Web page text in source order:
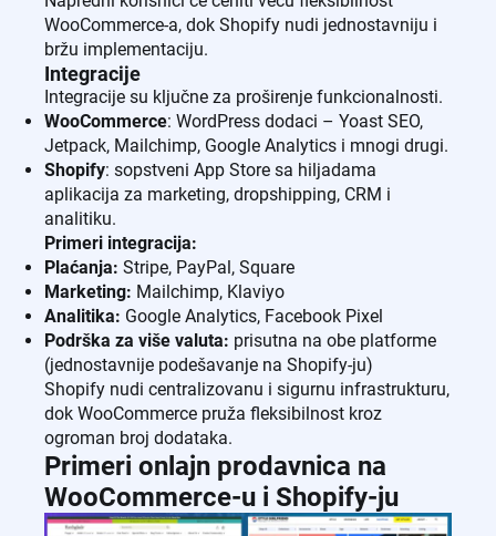
WooCommerce-a, dok Shopify nudi jednostavniju i
bržu implementaciju.
Integracije
Integracije su ključne za proširenje funkcionalnosti.
WooCommerce: WordPress dodaci – Yoast SEO,
Jetpack, Mailchimp, Google Analytics i mnogi drugi.
Shopify: sopstveni App Store sa hiljadama
aplikacija za marketing, dropshipping, CRM i
analitiku.
Primeri integracija:
Plaćanja: Stripe, PayPal, Square
Marketing: Mailchimp, Klaviyo
Analitika: Google Analytics, Facebook Pixel
Podrška za više valuta: prisutna na obe platforme
(jednostavnije podešavanje na Shopify-ju)
Shopify nudi centralizovanu i sigurnu infrastrukturu,
dok WooCommerce pruža fleksibilnost kroz
ogroman broj dodataka.
Primeri onlajn prodavnica na
WooCommerce-u i Shopify-ju